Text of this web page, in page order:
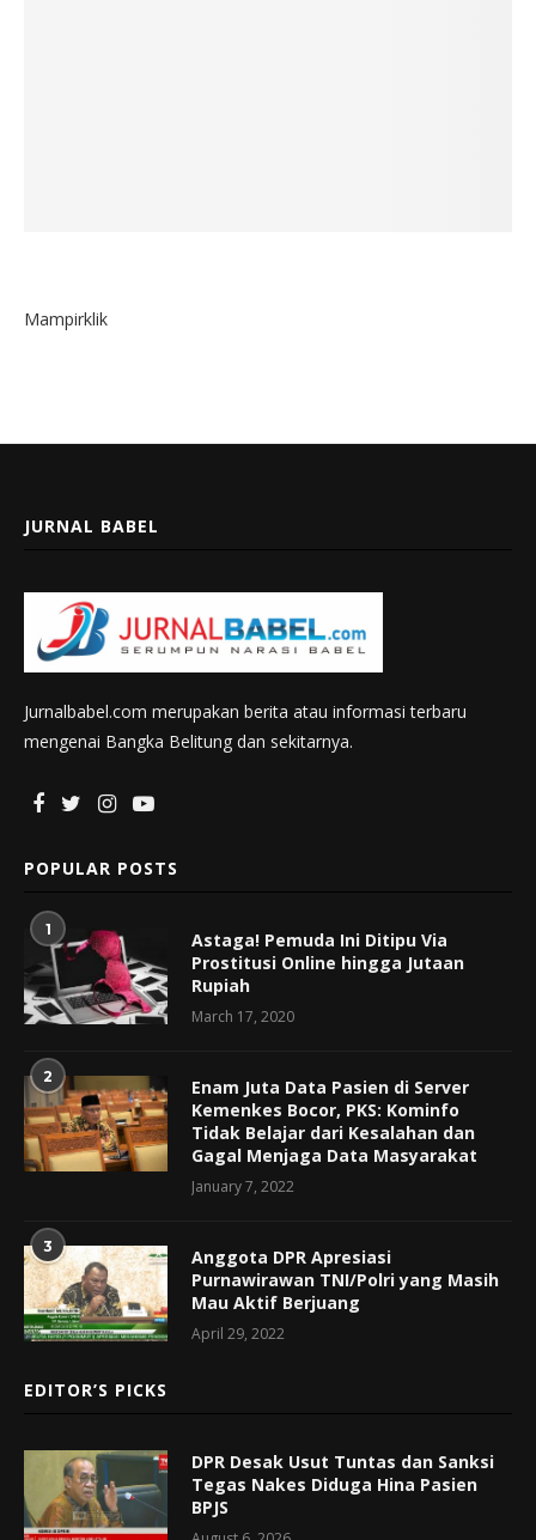
Mampirklik
JURNAL BABEL
Jurnalbabel.com merupakan berita atau informasi terbaru
mengenai Bangka Belitung dan sekitarnya.
POPULAR POSTS
1
Astaga! Pemuda Ini Ditipu Via
Prostitusi Online hingga Jutaan
Rupiah
March 17, 2020
2
Enam Juta Data Pasien di Server
Kemenkes Bocor, PKS: Kominfo
Tidak Belajar dari Kesalahan dan
Gagal Menjaga Data Masyarakat
January 7, 2022
3
Anggota DPR Apresiasi
Purnawirawan TNI/Polri yang Masih
Mau Aktif Berjuang
April 29, 2022
EDITOR’S PICKS
DPR Desak Usut Tuntas dan Sanksi
Tegas Nakes Diduga Hina Pasien
BPJS